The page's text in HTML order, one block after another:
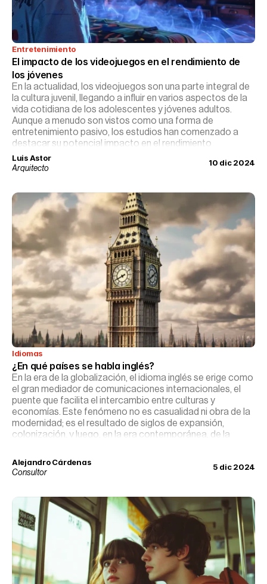
Entretenimiento
El impacto de los videojuegos en el rendimiento de
los jóvenes
En la actualidad, los videojuegos son una parte integral de
la cultura juvenil, llegando a influir en varios aspectos de la
vida cotidiana de los adolescentes y jóvenes adultos.
Aunque a menudo son vistos como una forma de
entretenimiento pasivo, los estudios han comenzado a
destacar su potencial impacto en el rendimiento
académico y el desarrollo cognitivo.
Luis Astor
Arquitecto
10 dic 2024
Idiomas
¿En qué países se habla inglés?
En la era de la globalización, el idioma inglés se erige como
el gran mediador de comunicaciones internacionales, el
puente que facilita el intercambio entre culturas y
economías. Este fenómeno no es casualidad ni obra de la
modernidad; es el resultado de siglos de expansión,
colonización, y luego, en la era contemporánea, de la
en el escenario mundial.
Alejandro Cárdenas
Consultor
5 dic 2024